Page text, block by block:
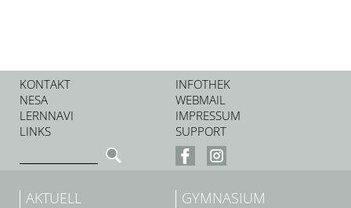
KONTAKT
INFOTHEK
NESA
WEBMAIL
LERNNAVI
IMPRESSUM
LINKS
SUPPORT
AKTUELL GYMNASIUM